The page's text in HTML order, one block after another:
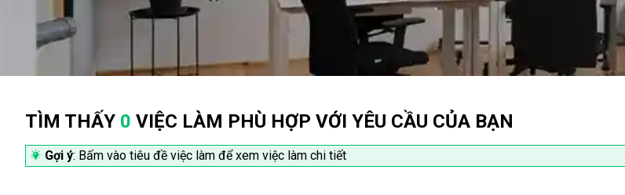
TÌM THẤY 0 VIỆC LÀM PHÙ HỢP VỚI YÊU CẦU CỦA BẠN
Gợi ý: Bấm vào tiêu đề việc làm để xem việc làm chi tiết